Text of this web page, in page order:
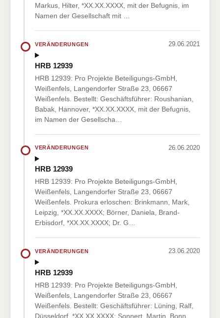
Markus, Hilter, *XX.XX.XXXX, mit der Befugnis, im
Namen der Gesellschaft mit …
VERÄNDERUNGEN 29.06.2021
HRB 12939
HRB 12939: Pro Projekte Beteiligungs-GmbH,
Weißenfels, Langendorfer Straße 23, 06667
Weißenfels. Bestellt: Geschäftsführer: Roushanian,
Babak, Hannover, *XX.XX.XXXX, mit der Befugnis,
im Namen der Gesellscha…
VERÄNDERUNGEN 26.06.2020
HRB 12939
HRB 12939: Pro Projekte Beteiligungs-GmbH,
Weißenfels, Langendorfer Straße 23, 06667
Weißenfels. Prokura erloschen: Brinkmann, Mark,
Leipzig, *XX.XX.XXXX; Börner, Daniela, Brand-
Erbisdorf, *XX.XX.XXXX; Dr. G…
VERÄNDERUNGEN 23.06.2020
HRB 12939
HRB 12939: Pro Projekte Beteiligungs-GmbH,
Weißenfels, Langendorfer Straße 23, 06667
Weißenfels. Bestellt: Geschäftsführer: Lüning, Ralf,
Düsseldorf, *XX.XX.XXXX; Sonnert, Martin, Bonn,